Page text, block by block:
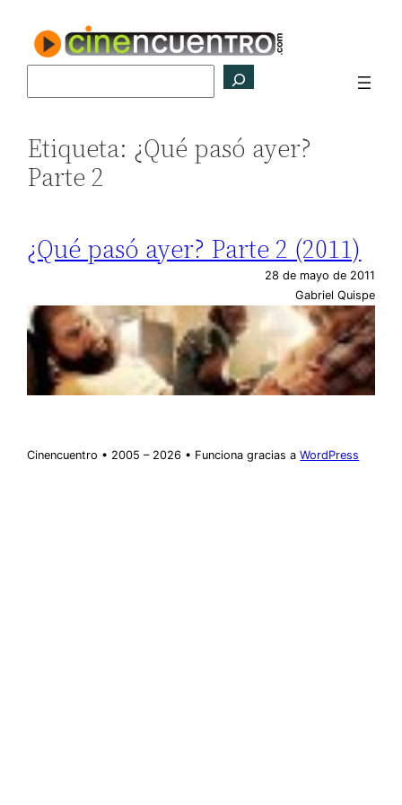
contenido
Etiqueta: ¿Qué pasó ayer?
Parte 2
¿Qué pasó ayer? Parte 2 (2011)
28 de mayo de 2011
Gabriel Quispe
Cinencuentro • 2005 – 2026 • Funciona gracias aWordPress